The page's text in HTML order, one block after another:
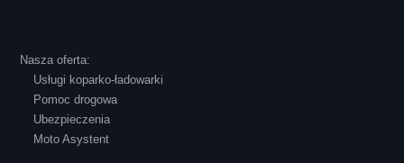
Polecam S-Car.pl, szybka i bardzo miła
Nasza oferta:
Usługi koparko-ładowarki
Pomoc drogowa
Ubezpieczenia
Moto Asystent